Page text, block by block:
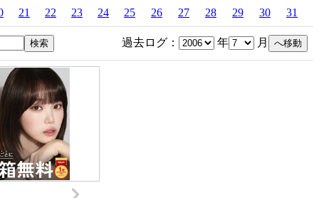
21 22 23 24 25 26 27 28 29 30 31
過去ログ： 年 月